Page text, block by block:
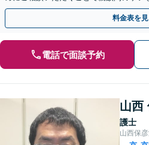
とりで悩まず、まずは弁護士にご相談く
料金表を
電話で面談予約
山西
護士
山西保